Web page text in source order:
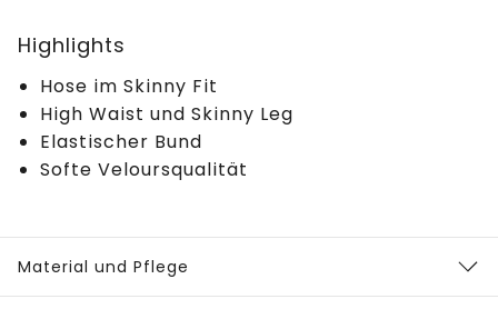
Highlights
Hose im Skinny Fit
High Waist und Skinny Leg
Elastischer Bund
Softe Veloursqualität
Material und Pflege